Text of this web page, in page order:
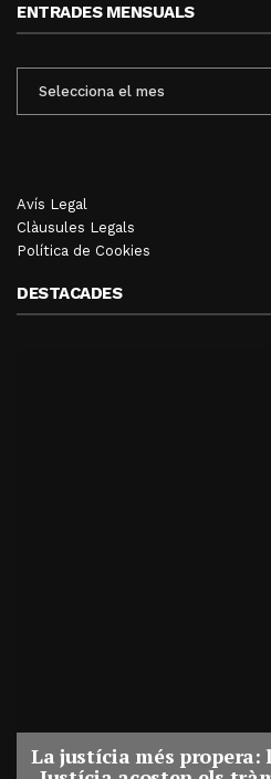
ENTRADES MENSUALS
MENSUALS
Avís Legal
Clàusules Legals
Política de Cookies
DESTACADES
La justícia més propera: